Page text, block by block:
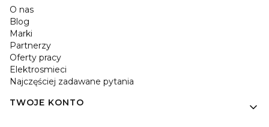
O nas
Blog
Marki
Partnerzy
Oferty pracy
Elektrosmieci
Najczęściej zadawane pytania
TWOJE KONTO